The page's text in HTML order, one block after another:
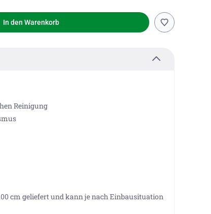
In den Warenkorb
Reinigung
cm geliefert und kann je nach Einbausituation